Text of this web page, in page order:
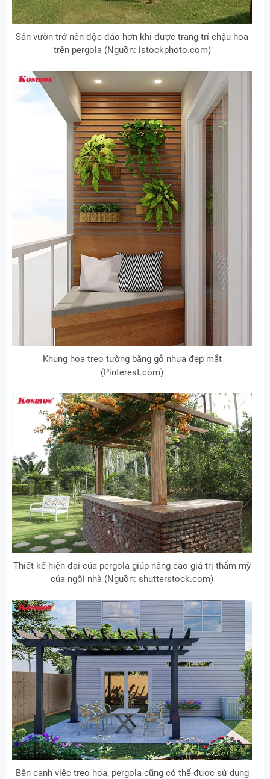
Sân vườn trở nên độc đáo hơn khi được trang trí chậu hoa
trên pergola (Nguồn: istockphoto.com)
Khung hoa treo tường bằng gỗ nhựa đẹp mắt
(Pinterest.com)
Thiết kế hiện đại của pergola giúp nâng cao giá trị thẩm mỹ
của ngôi nhà (Nguồn: shutterstock.com)
Bên cạnh việc treo hoa, pergola cũng có thể được sử dụng